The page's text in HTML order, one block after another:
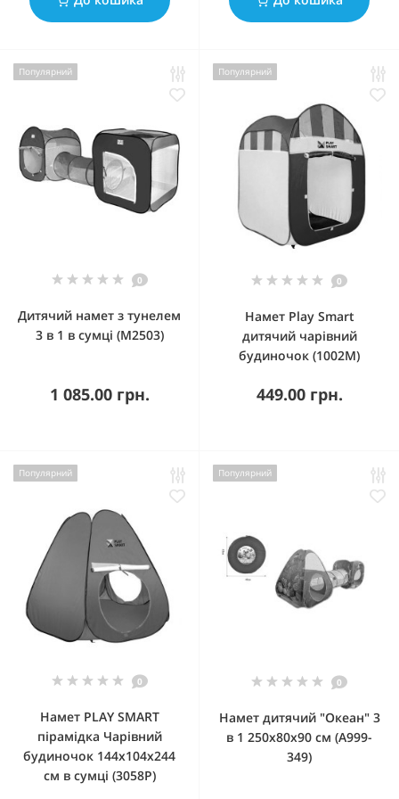
Популярний
0
Дитячий намет з тунелем
3 в 1 в сумці (M2503)
1 085.00 грн.
Популярний
0
Намет Play Smart
дитячий чарівний
будиночок (1002М)
449.00 грн.
Популярний
0
Намет PLAY SMART
пірамідка Чарівний
будиночок 144х104х244
см в сумці (3058P)
Популярний
0
Намет дитячий "Океан" 3
в 1 250х80х90 см (A999-
349)